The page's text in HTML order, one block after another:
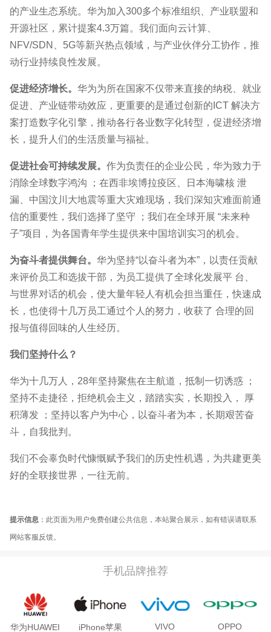
的产业生态系统。华为加入300多个标准组织、产业联盟和
开源社区，累计提案4.3万篇。我们面向云计算、
NFV/SDN、5G等新兴热点领域，与产业伙伴分工协作，推
动行业持续良性发展。
促进经济增长。 华为为所在国家不仅带来直接的纳税、就业
促进、产业链带动效应，更重要的是通过创新的ICT 解决方
案打造数字化引擎，推动各行各业数字化转型，促进经济增
长，提升人们的生活质量与福祉。
促进社会可持续发展。 作为负责任的企业公民，华为致力于
消除全球数字鸿沟 ；在西非埃博拉疫区、日本海啸核 泄
漏、中国汶川大地震等重大灾难现场，我们深知灾难面前通
信的重要性，我们选择了坚守 ；我们在全球开展 “未来种
子”项目，为各国青年学生提供来中国培训实习的机会。
为奋斗者提供舞台。 华为坚持“以奋斗者为本”，以责任贡献
来评价员工和选拔干部，为员工提供了全球化发展平 台、
与世界对话的机会，使大量年轻人有机会担当重任，快速成
长，也使得十几万员工通过个人的努力，收获了 合理的回
报与值得回味的人生经历。
我们坚持什么？
华为十几万人，28年坚持聚焦在主航道，抵制一切诱惑 ；
坚持不走捷径，拒绝机会主义，踏踏实实，长期投入， 厚
积薄发 ；坚持以客户为中心，以奋斗者为本，长期艰苦奋
斗，自我批判。
我们不会辜负时代慷慨赋予我们的历史性机遇，为共建更美
好的全联接世界，一往无前。
提示信息 ：此页面为用户免费创建公共信息，本站聚合展示，如有错误请联系
网站客服反馈。
手机品牌推荐
华为HUAWEI iPhone苹果 VIVO OPPO